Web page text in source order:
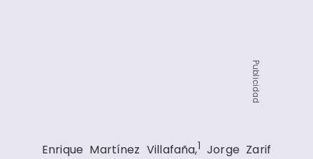
Publicidad
Enrique Martínez Villafaña,1 Jorge Zarif